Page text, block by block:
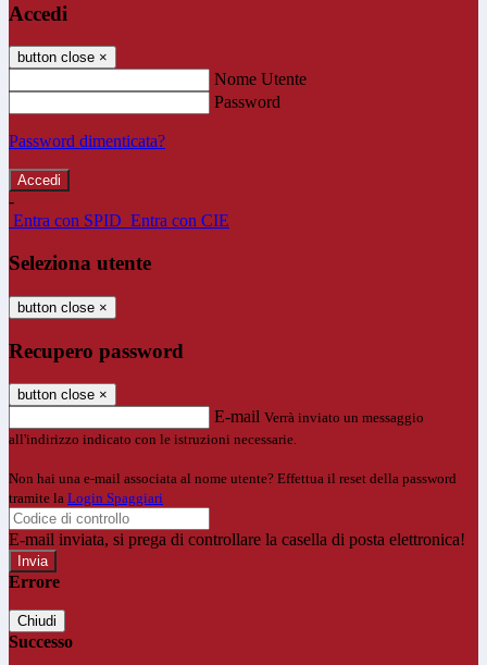
Accedi
button close ×
Nome Utente
Password
Password dimenticata?
-
Entra con SPID Entra con CIE
Seleziona utente
button close ×
Recupero password
button close ×
E-mail Verrà inviato un messaggio
all'indirizzo indicato con le istruzioni necessarie.
Non hai una e-mail associata al nome utente? Effettua il reset della password
tramite la Login Spaggiari
E-mail inviata, si prega di controllare la casella di posta elettronica!
Errore
Chiudi
Successo